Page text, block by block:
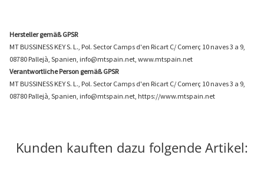
Hersteller gemäß GPSR
MT BUSSINESS KEY S. L., Pol. Sector Camps d'en Ricart C/ Comerç 10 naves 3 a 9,
08780 Pallejà, Spanien, info@mtspain.net, www.mtspain.net
Verantwortliche Person gemäß GPSR
MT BUSSINESS KEY S. L., Pol. Sector Camps d'en Ricart C/ Comerç 10 naves 3 a 9,
08780 Pallejà, Spanien, info@mtspain.net, https://www.mtspain.net
Kunden kauften dazu folgende Artikel: